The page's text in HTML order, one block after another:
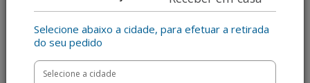
Selecione abaixo a cidade, para efetuar a retirada
do seu pedido